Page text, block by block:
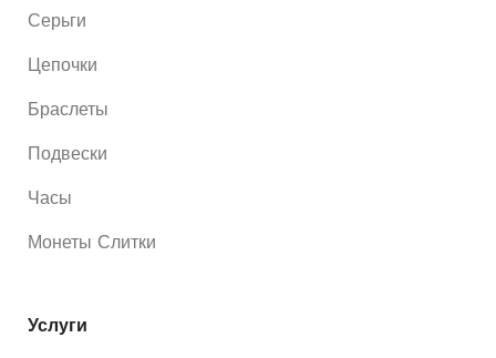
Серьги
Цепочки
Браслеты
Подвески
Часы
Монеты Слитки
Услуги